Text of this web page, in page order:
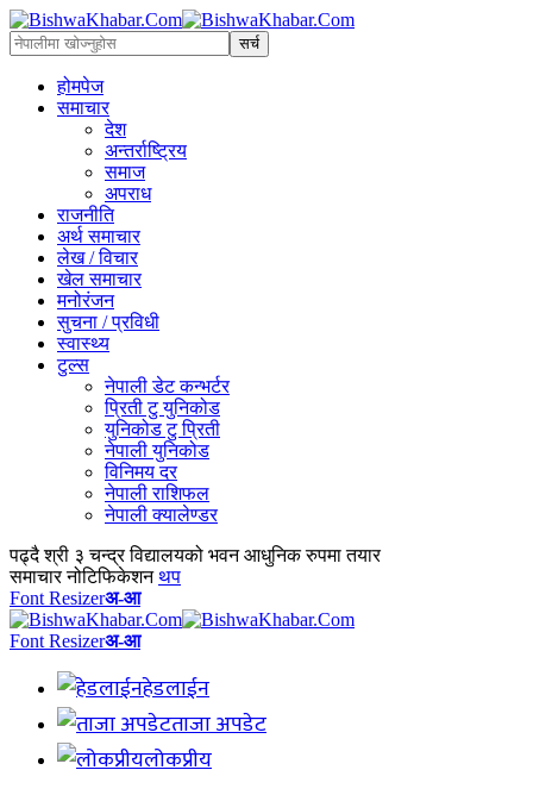
होमपेज
समाचार
देश
अन्तर्राष्ट्रिय
समाज
अपराध
राजनीति
अर्थ समाचार
लेख / विचार
खेल समाचार
मनोरंजन
सुचना / प्रविधी
स्वास्थ्य
टुल्स
नेपाली डेट कन्भर्टर
प्रिती टु युनिकोड
युनिकोड टु प्रिती
नेपाली युनिकोड
विनिमय दर
नेपाली राशिफल
नेपाली क्यालेण्डर
पढ्दै श्री ३ चन्द्र विद्यालयको भवन आधुनिक रुपमा तयार
समाचार नोटिफिकेशन थप
Font Resizerअ-आ
Font Resizerअ-आ
हेडलाईन
ताजा अपडेट
लोकप्रीय